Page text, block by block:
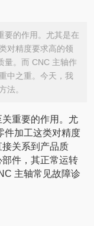
要的作用。尤其是在
对精度要求高的领
量。而 CNC 主轴作
中之重。今天，我
法。
重要的作用。尤
件加工这类对精度
关系到产品质
件，其正常运转
主轴常见故障诊